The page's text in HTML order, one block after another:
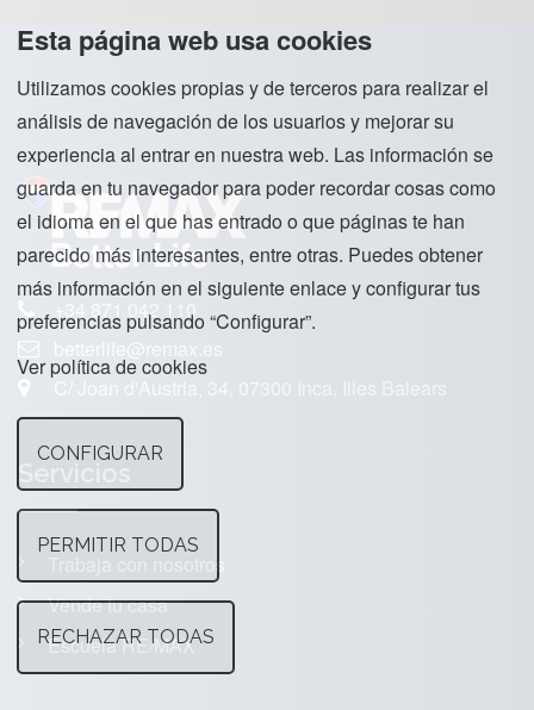
+34 871 042 110
betterlife@remax.es
C/ Joan d'Austria, 34, 07300 Inca, Illes Balears
Trabaja con nosotros
Vende tu casa
Escuela RE/MAX
Esta página web usa cookies
Utilizamos cookies propias y de terceros para realizar el
análisis de navegación de los usuarios y mejorar su
experiencia al entrar en nuestra web. Las información se
guarda en tu navegador para poder recordar cosas como
el idioma en el que has entrado o que páginas te han
parecido más interesantes, entre otras. Puedes obtener
más información en el siguiente enlace y configurar tus
preferencias pulsando “Configurar”.
Ver política de cookies
CONFIGURAR
PERMITIR TODAS
RECHAZAR TODAS